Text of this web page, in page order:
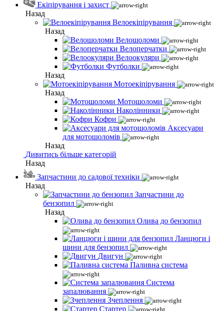
Екіпірування і захист
Назад
Велоекіпірування
Назад
Велошоломи
Велоперчатки
Велоокуляри
Футболки
Назад
Мотоекіпірування
Назад
Мотошоломи
Наколінники
Кофри
Аксесуари
для мотошоломів
Назад
Дивитись більше категорій
Назад
Запчастини до садової техніки
Назад
Запчастини до
бензопил
Назад
Олива до бензопил
Ланцюги і
шини для бензопил
Двигун
Паливна система
Система
запалювання
Зчеплення
Стартер